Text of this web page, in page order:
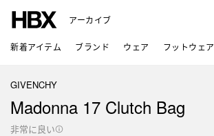
アーカイブ
新着アイテム ブランド ウェア フットウェア
GIVENCHY
Madonna 17 Clutch Bag
非常に良い